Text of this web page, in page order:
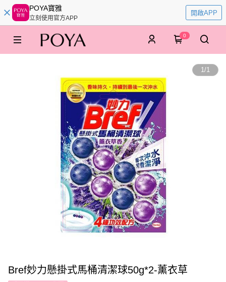
POYA寶雅
立刻使用官方APP
開啟APP
0
1/1
Bref妙力懸掛式馬桶清潔球50g*2-薰衣草